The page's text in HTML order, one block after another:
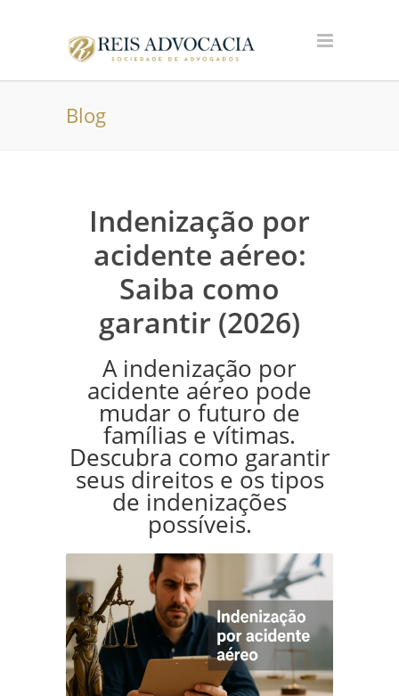
Blog
Indenização por
acidente aéreo:
Saiba como
garantir (2026)
A indenização por
acidente aéreo pode
mudar o futuro de
famílias e vítimas.
Descubra como garantir
seus direitos e os tipos
de indenizações
possíveis.